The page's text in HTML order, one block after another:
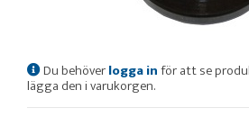
Du behöverlogga inför att se
lägga den i varukorgen.